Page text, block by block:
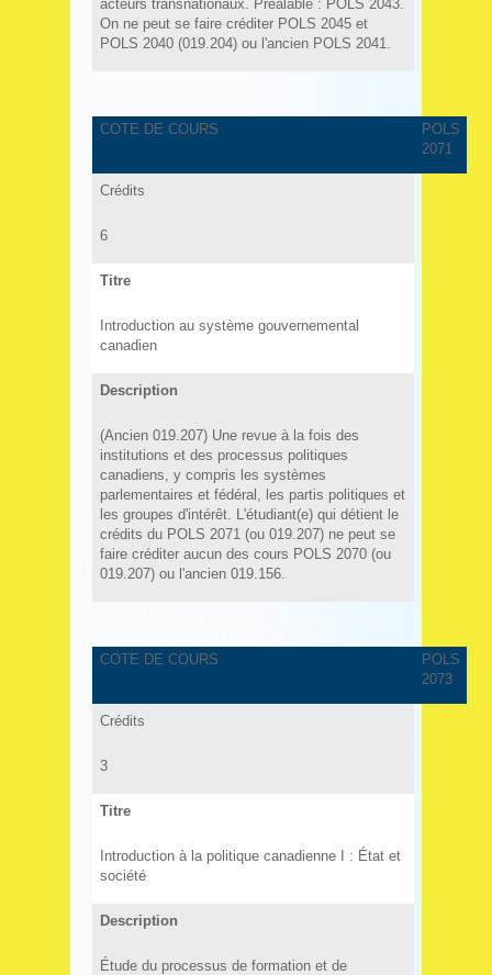
acteurs transnationaux. Préalable : POLS 2043.
On ne peut se faire créditer POLS 2045 et
POLS 2040 (019.204) ou l'ancien POLS 2041.
COTE DE COURS
POLS
2071
Crédits
6
Titre
Introduction au système gouvernemental
canadien
Description
(Ancien 019.207) Une revue à la fois des
institutions et des processus politiques
canadiens, y compris les systèmes
parlementaires et fédéral, les partis politiques et
les groupes d'intérêt. L'étudiant(e) qui détient le
crédits du POLS 2071 (ou 019.207) ne peut se
faire créditer aucun des cours POLS 2070 (ou
019.207) ou l'ancien 019.156.
COTE DE COURS
POLS
2073
Crédits
3
Titre
Introduction à la politique canadienne I : État et
société
Description
Étude du processus de formation et de